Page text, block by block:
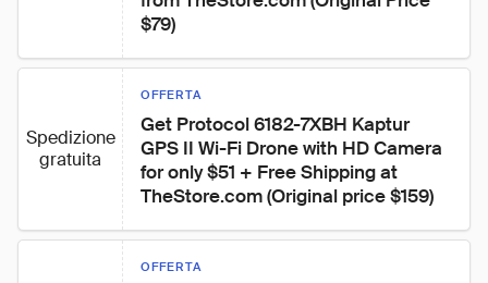
$79)
Spedizione
gratuita
OFFERTA
Get Protocol 6182-7XBH Kaptur
GPS II Wi-Fi Drone with HD Camera
for only $51 + Free Shipping at
TheStore.com (Original price $159)
OFFERTA